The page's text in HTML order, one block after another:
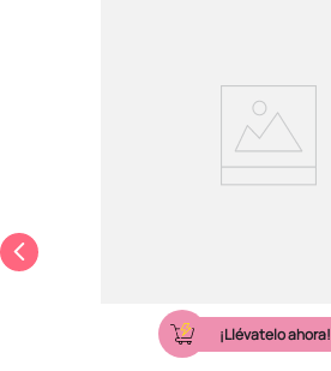
¡Llévatelo ahora!